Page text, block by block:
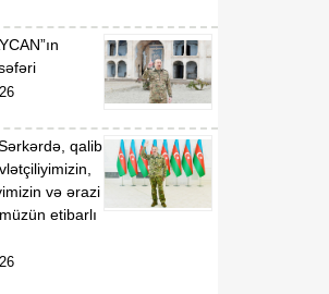
Respublikası
2026-cı il 15
578 nömrəli
Nazirlər
bəzi
dəyişiklik
qalib
və ərazi
etibarlı